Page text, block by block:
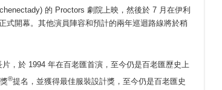
的 Proctors 劇院上映，然後於 7 月在伊利
式開幕。其他演員陣容和預計的兩年巡迴路線將於稍
片，於 1994 年在百老匯首演，至今仍是百老匯歷史上
®提名，並獲得最佳服裝設計獎，至今仍是百老匯史